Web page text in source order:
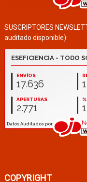
SUSCRIPTORES
auditado disponible):
COPYRIGHT